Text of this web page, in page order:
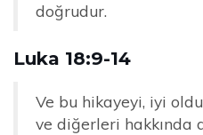
doğrudur.
Luka 18:9-14
Ve bu hikayeyi, iyi
ve diğerleri hakkında